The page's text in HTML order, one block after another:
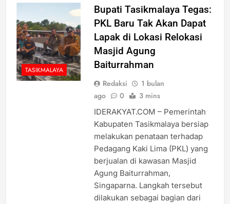
TASIKMALAYA
Bupati Tasikmalaya Tegas:
PKL Baru Tak Akan Dapat
Lapak di Lokasi Relokasi
Masjid Agung
Baiturrahman
Redaksi
1 bulan
ago
0 3 mins
IDERAKYAT.COM – Pemerintah
Kabupaten Tasikmalaya bersiap
melakukan penataan terhadap
Pedagang Kaki Lima (PKL) yang
berjualan di kawasan Masjid
Agung Baiturrahman,
Singaparna. Langkah tersebut
dilakukan sebagai bagian dari